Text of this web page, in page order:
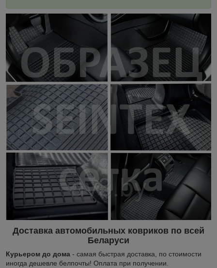
Доставка автомобильных ковриков по всей
Беларуси
Курьером до дома - самая быстрая доставка, по стоимости
иногда дешевле белпочты! Оплата при получении.